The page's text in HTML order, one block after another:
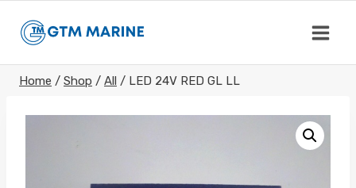
Home / Shop / All / LED 24V RED GL LL